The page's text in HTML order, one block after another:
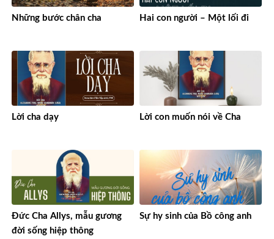
Những bước chân cha Hai con người – Một lối đi
Lời cha dạy Lời con muốn nói về Cha
Đức Cha Allys, mẫu gương
đời sống hiệp thông
Sự hy sinh của Bồ công anh